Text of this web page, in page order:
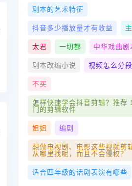
剧本的艺术特征
抖音多少播放量才有收益
太君 一切都 中华戏曲剧
剧本改编小说 视频怎么分
不买
怎样快速学会抖音剪辑？推荐
门的剪辑软件
姐姐 编剧
想做电视剧、电影这些视频剪
从哪里找呢，而且不会侵权？
适合四年级的话剧表演有哪些